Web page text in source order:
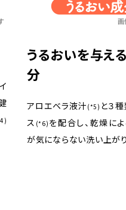
うるおいを与え
分
アロエベラ液汁 (*5) と３
ス (*6) を配合し、乾燥に
が気にならない洗い上がり